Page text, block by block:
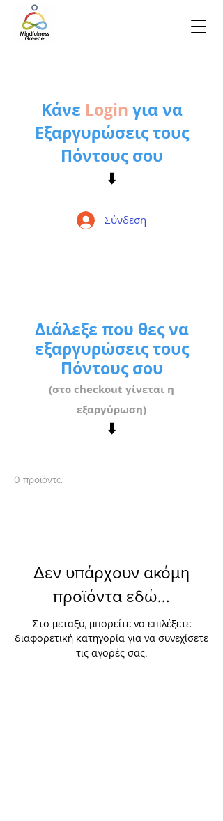
Κάνε Login για να
Εξαργυρώσεις τους
Πόντους σου
⬇️
Σύνδεση
Διάλεξε που θες να
εξαργυρώσεις τους
Πόντους σου
(στο checkout γίνεται η
εξαργύρωση)
⬇️
0 προϊόντα
Δεν υπάρχουν ακόμη
προϊόντα εδώ...
Στο μεταξύ, μπορείτε να επιλέξετε
διαφορετική κατηγορία για να συνεχίσετε
τις αγορές σας.